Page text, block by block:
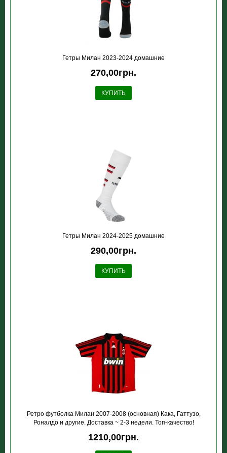
Гетры Милан 2023-2024 домашние
270,00грн.
КУПИТЬ
Гетры Милан 2024-2025 домашние
290,00грн.
КУПИТЬ
Ретро футболка Милан 2007-2008 (основная) Кака, Гаттузо,
Роналдо и другие. Доставка ~ 2-3 недели. Топ-качество!
1210,00грн.